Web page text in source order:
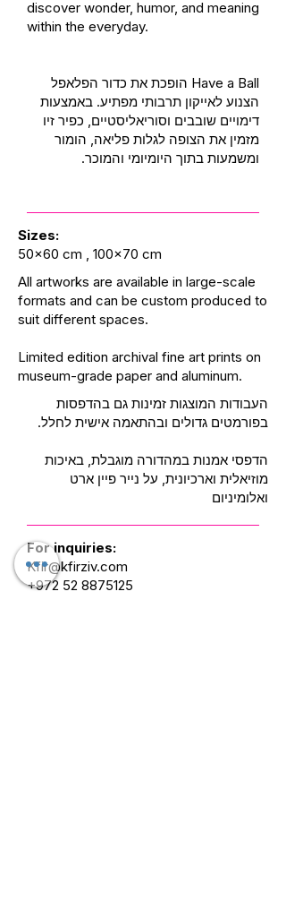
discover wonder, humor, and meaning
within the everyday.
Have a Ball הופכת את כדור הפלאפל
הצנוע לאייקון תרבותי מפתיע. באמצעות
דימויים שובבים וסוריאליסטיים, כפיר זיו
מזמין את הצופה לגלות פליאה, הומור
ומשמעות בתוך היומיומי והמוכר.
Sizes:
50x60 cm , 100x70 cm
All artworks are available in large-scale
formats and can be custom produced to
suit different spaces.
Limited edition archival fine art prints on
museum-grade paper and aluminum.
העבודות המוצגות זמינות גם בהדפסות
בפורמטים גדולים ובהתאמה אישית לחלל.
הדפסי אמנות במהדורה מוגבלת, באיכות
מוזיאלית וארכיונית, על נייר פיין ארט
ואלומיניום
For inquiries:
Kfir@kfirziv.com
+972 52 8875125